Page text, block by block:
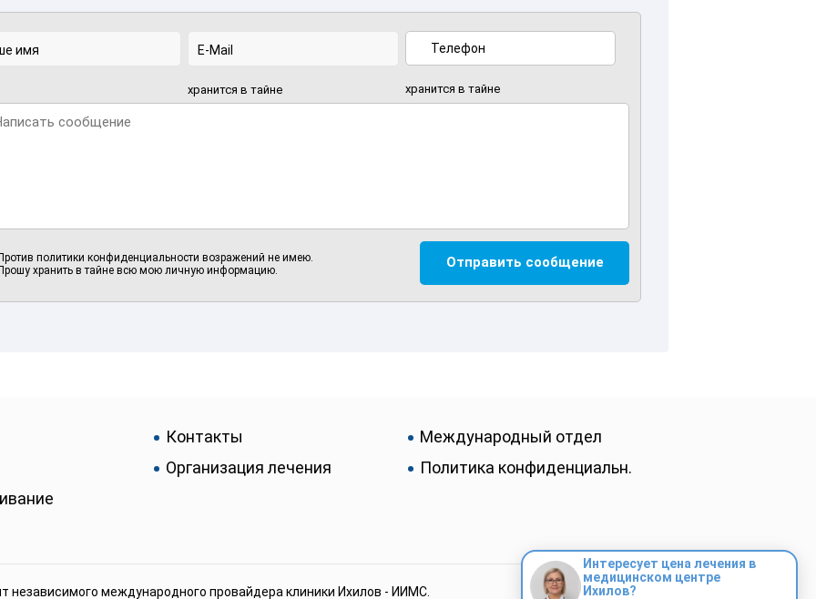
хранится в тайне хранится в тайне
политики конфиденциальности возражений не имею.
хранить в тайне всю мою личную информацию.
Контакты
Международный отдел
Организация лечения
Политика конфиденциальн.
независимого международного провайдера клиники Ихилов - ИИМС.
Интересует цена лечения в
медицинском центре
Ихилов?